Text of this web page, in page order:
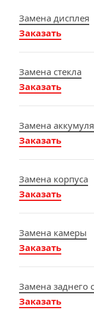
Замена дисплея
Заказать
Замена стекла
Заказать
Замена
Заказать
Замена корпуса
Заказать
Замена камеры
Заказать
Замена заднего
Заказать